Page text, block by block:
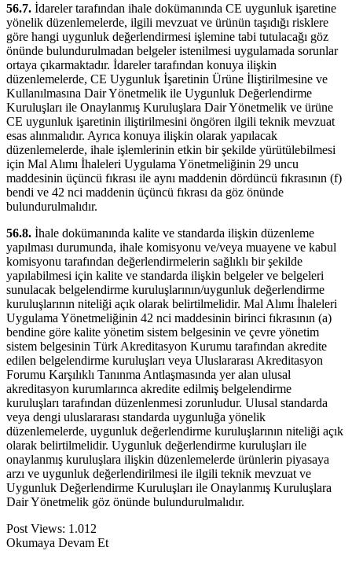
56.7. İdareler tarafından ihale dokümanında CE uygunluk işaretine
yönelik düzenlemelerde, ilgili mevzuat ve ürünün taşıdığı risklere
göre hangi uygunluk değerlendirmesi işlemine tabi tutulacağı göz
önünde bulundurulmadan belgeler istenilmesi uygulamada sorunlar
ortaya çıkarmaktadır. İdareler tarafından konuya ilişkin
düzenlemelerde, CE Uygunluk İşaretinin Ürüne İliştirilmesine ve
Kullanılmasına Dair Yönetmelik ile Uygunluk Değerlendirme
Kuruluşları ile Onaylanmış Kuruluşlara Dair Yönetmelik ve ürüne
CE uygunluk işaretinin iliştirilmesini öngören ilgili teknik mevzuat
esas alınmalıdır. Ayrıca konuya ilişkin olarak yapılacak
düzenlemelerde, ihale işlemlerinin etkin bir şekilde yürütülebilmesi
için Mal Alımı İhaleleri Uygulama Yönetmeliğinin 29 uncu
maddesinin üçüncü fıkrası ile aynı maddenin dördüncü fıkrasının (f)
bendi ve 42 nci maddenin üçüncü fıkrası da göz önünde
bulundurulmalıdır.
56.8. İhale dokümanında kalite ve standarda ilişkin düzenleme
yapılması durumunda, ihale komisyonu ve/veya muayene ve kabul
komisyonu tarafından değerlendirmelerin sağlıklı bir şekilde
yapılabilmesi için kalite ve standarda ilişkin belgeler ve belgeleri
sunulacak belgelendirme kuruluşlarının/uygunluk değerlendirme
kuruluşlarının niteliği açık olarak belirtilmelidir. Mal Alımı İhaleleri
Uygulama Yönetmeliğinin 42 nci maddesinin birinci fıkrasının (a)
bendine göre kalite yönetim sistem belgesinin ve çevre yönetim
sistem belgesinin Türk Akreditasyon Kurumu tarafından akredite
edilen belgelendirme kuruluşları veya Uluslararası Akreditasyon
Forumu Karşılıklı Tanınma Antlaşmasında yer alan ulusal
akreditasyon kurumlarınca akredite edilmiş belgelendirme
kuruluşları tarafından düzenlenmesi zorunludur. Ulusal standarda
veya dengi uluslararası standarda uygunluğa yönelik
düzenlemelerde, uygunluk değerlendirme kuruluşlarının niteliği açık
olarak belirtilmelidir. Uygunluk değerlendirme kuruluşları ile
onaylanmış kuruluşlara ilişkin düzenlemelerde ürünlerin piyasaya
arzı ve uygunluk değerlendirilmesi ile ilgili teknik mevzuat ve
Uygunluk Değerlendirme Kuruluşları ile Onaylanmış Kuruluşlara
Dair Yönetmelik göz önünde bulundurulmalıdır.
Post Views: 1.012
Okumaya Devam Et